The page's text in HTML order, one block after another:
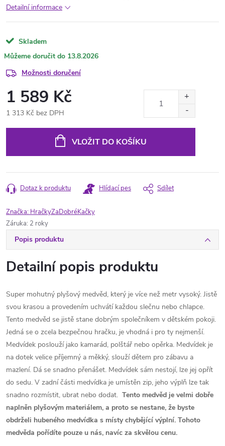
Detailní informace
Skladem
13.8.2026
Možnosti doručení
1 589 Kč
1 313 Kč bez DPH
VLOŽIT DO KOŠÍKU
Dotaz k produktu Hlídací pes Sdílet
Značka: HračkyZaDobréKačky
Záruka: 2 roky
Popis produktu
Detailní popis produktu
Super mohutný plyšový medvěd, který je více než metr vysoký. Jistě
svou krasou a provedením uchvátí každou slečnu nebo chlapce.
Tento medvěd se jistě stane dobrým společníkem v dětském pokoji.
Jedná se o zcela bezpečnou hračku, je vhodná i pro ty nejmenší.
Medvídek poslouží jako kamarád, polštář nebo opěrka. Medvídek je
na dotek velice příjemný a měkký, slouží dětem pro zábavu a
mazlení. Dá se snadno přenášet. Medvídek sám nestojí, lze jej opřít
do sedu. V zadní části medvídka je umístěn zip, jeho výplň lze tak
snadno rozmístit, ubrat nebo dodat. Tento medvěd je velmi dobře
naplněn plyšovým materiálem, a proto se nestane, že byste
obdrželi hubeného medvídka s místy chybějící výplní. Tohoto
medvěda pořídíte pouze u nás, navíc za skvělou cenu.